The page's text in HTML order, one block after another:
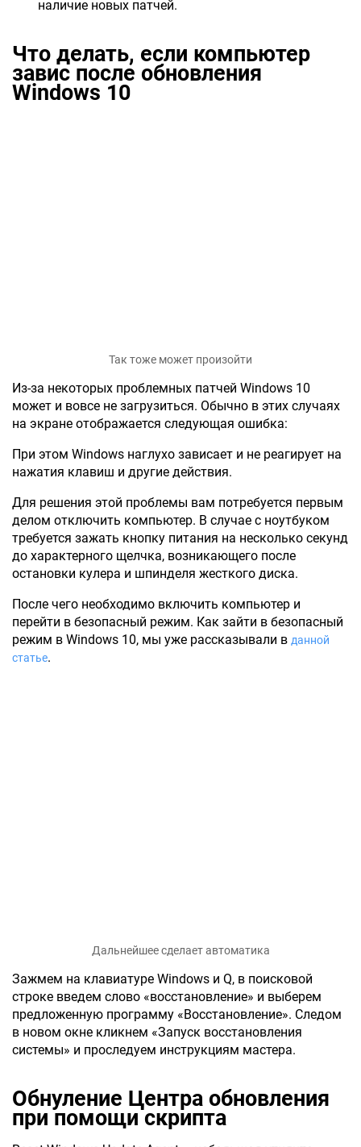
наличие новых патчей.
Что делать, если компьютер
завис после обновления
Windows 10
Так тоже может произойти
Из-за некоторых проблемных патчей Windows 10
может и вовсе не загрузиться. Обычно в этих случаях
на экране отображается следующая ошибка:
При этом Windows наглухо зависает и не реагирует на
нажатия клавиш и другие действия.
Для решения этой проблемы вам потребуется первым
делом отключить компьютер. В случае с ноутбуком
требуется зажать кнопку питания на несколько секунд
до характерного щелчка, возникающего после
остановки кулера и шпинделя жесткого диска.
После чего необходимо включить компьютер и
перейти в безопасный режим. Как зайти в безопасный
режим в Windows 10, мы уже рассказывали в данной
статье.
Дальнейшее сделает автоматика
Зажмем на клавиатуре Windows и Q, в поисковой
строке введем слово «восстановление» и выберем
предложенную программу «Восстановление». Следом
в новом окне кликнем «Запуск восстановления
системы» и проследуем инструкциям мастера.
Обнуление Центра обновления
при помощи скрипта